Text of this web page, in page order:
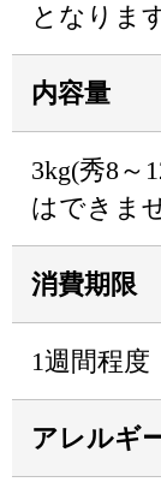
となりま
内容量
3kg(秀8～
はできま
消費期限
1週間程度
アレルギ